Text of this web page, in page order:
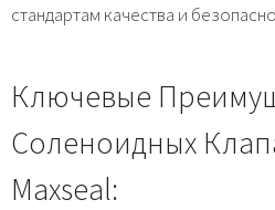
стандартам качества и
Ключевые
Соленоидных
Maxseal: